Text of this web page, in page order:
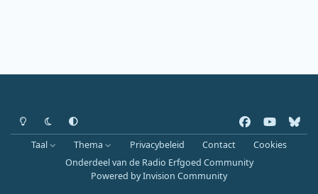
Heldere modus
Donkere modus
Systeemvoorkeur
a
c
e
o
u
b
l
u
Taal Thema Privacybeleid Contact
Cookies
Onderdeel van de Radio Erfgoed Community
Powered byInvision Community